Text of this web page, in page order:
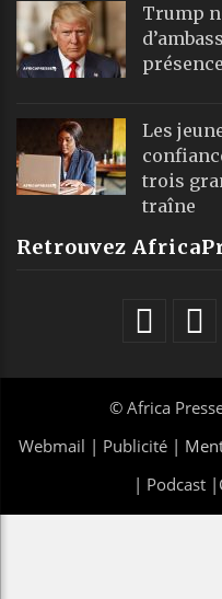
Trump
Les
trois
traîne
Retrouvez
© Africa
Webmail | Publicité |
| Podcast|